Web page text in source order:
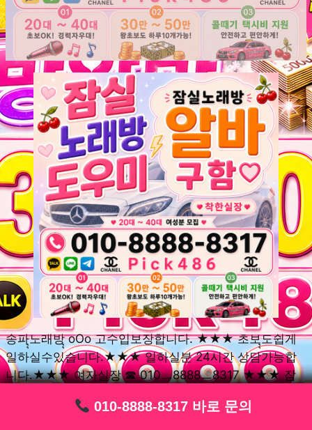
010-8888-8317 바로 문의
010-8888-8317 바로 문의
010-8888-8317 바로 문의
010-8888-8317 바로 문의
010-8888-8317 바로 문의
010-8888-8317 바로 문의
송파ุุ노래방ุุ oOo 고수입보장합니다. ★★★ 초보ุุ도쉽게
일하실수있습니다.★★★ 일하실분 24시간 상담가능합
니다.★★★ 여자실장 ☎ 010ㅡ8888ㅡ8317 ★★★ 잠
세요. 여성ㅣุุ알바ุุㅣ여기 신천동ุุ노래방ุุ ◞✿ 풍납동ุุ노래방ุุ
010-8888-8317 바로 문의
010-8888-8317 바로 문의
010-8888-8317 바로 문의